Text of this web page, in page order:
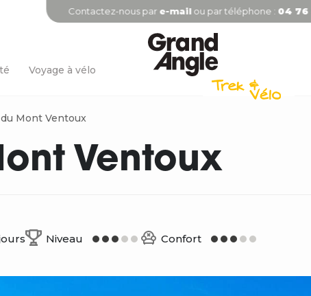
Contactez-nous par e-mailou par téléphone : 04 76
Voyage à vélo
Mont Ventoux
Ventoux
Niveau Confort